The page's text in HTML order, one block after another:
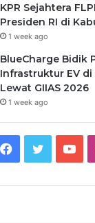
KPR Sejahtera
Presiden RI di
1 week ago
BlueCharge Bidik
Infrastruktur EV
Lewat GIIAS 2026
1 week ago
Facebook
Twitter